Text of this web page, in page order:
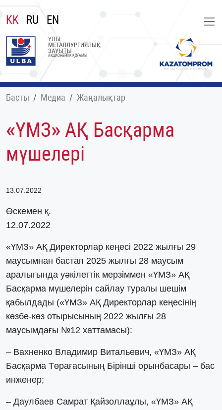
KK RU EN
ҮЛБІ
МЕТАЛЛУРГИЯЛЫҚ
ЗАУЫТЫ
АКЦИОНЕРЛІК ҚОҒАМЫ
Басты Медиа Жаңалықтар
«ҮМЗ» АҚ Басқарма
мүшелері
13.07.2022
Өскемен қ.
12.07.2022
«ҮМЗ» АҚ Директорлар кеңесі 2022 жылғы 29
маусымнан бастап 2025 жылғы 28 маусым
аралығында уәкілеттік мерзіммен «ҮМЗ» АҚ
Басқарма мүшелерін сайлау туралы шешім
қабылдады («ҮМЗ» АҚ Директорлар кеңесінің
көзбе-көз отырысының 2022 жылғы 28
маусымдағы №12 хаттамасы):
– Вахненко Владимир Витальевич, «ҮМЗ» АҚ
Басқарма Төрағасының Бірінші орынбасары – бас
инженер;
– Даулбаев Самрат Қайзоллаұлы, «ҮМЗ» АҚ